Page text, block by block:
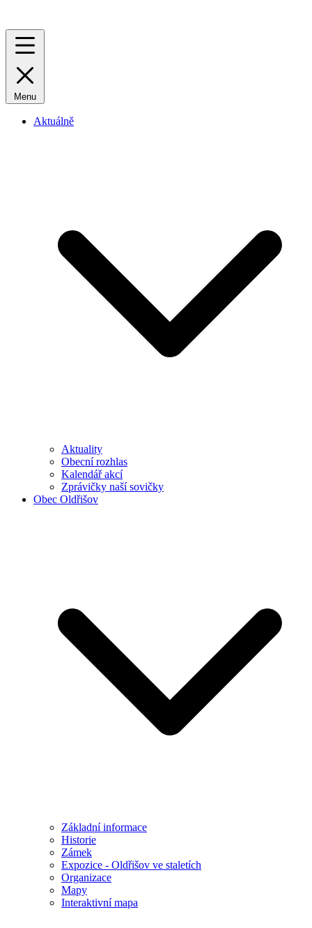
Menu
Aktuálně
Aktuality
Obecní rozhlas
Kalendář akcí
Zprávičky naší sovičky
Obec Oldřišov
Základní informace
Historie
Zámek
Expozice - Oldřišov ve staletích
Organizace
Mapy
Interaktivní mapa